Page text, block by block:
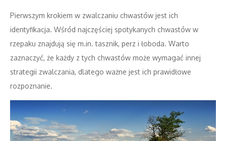
Pierwszym krokiem w zwalczaniu chwastów jest ich
identyfikacja. Wśród najczęściej spotykanych chwastów w
rzepaku znajdują się m.in. tasznik, perz i łoboda. Warto
zaznaczyć, że każdy z tych chwastów może wymagać innej
strategii zwalczania, dlatego ważne jest ich prawidłowe
rozpoznanie.